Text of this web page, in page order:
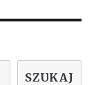
SZUKAJ